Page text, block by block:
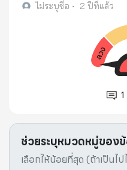
ไม่ระบุชื่อ • 2 ปีที่แล้ว
1
ช่วยระบุหมวดหมู่ของ
เลือกให้น้อยที่สุด (ถ้าเป็นไป